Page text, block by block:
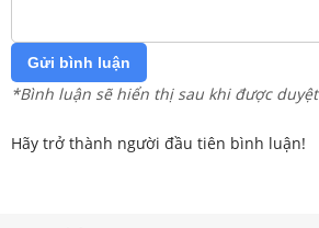
Gửi bình luận
*Bình luận sẽ hiển thị sau khi được duyệt
Hãy trở thành người đầu tiên bình luận!